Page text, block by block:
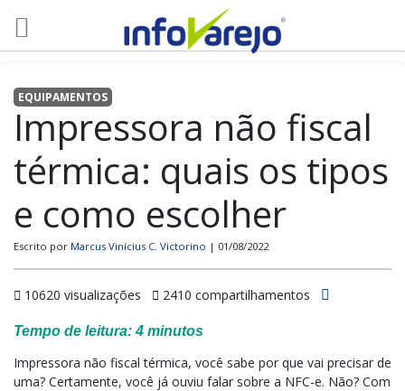
EQUIPAMENTOS
Impressora não fiscal
térmica: quais os tipos
e como escolher
Escrito por Marcus Vinícius C. Victorino | 01/08/2022
10620 visualizações 2410 compartilhamentos
Tempo de leitura: 4 minutos
Impressora não fiscal térmica, você sabe por que vai precisar de
uma? Certamente, você já ouviu falar sobre a NFC-e. Não? Com